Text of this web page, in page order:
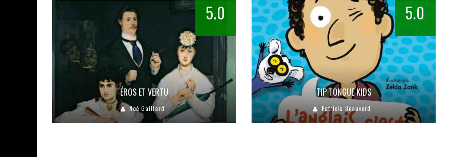
5.0
ÉROS ET VERTU
Noé Gaillard
5.0
TIP TONGUE KIDS
Patricia Beauverd